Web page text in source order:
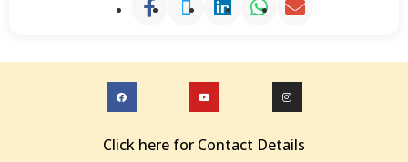
Click here for Contact Details